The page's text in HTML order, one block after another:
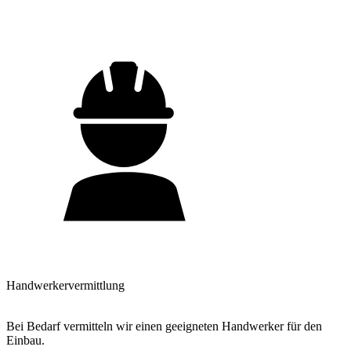
Handwerkervermittlung
Bei Bedarf vermitteln wir einen geeigneten Handwerker für den
Einbau.